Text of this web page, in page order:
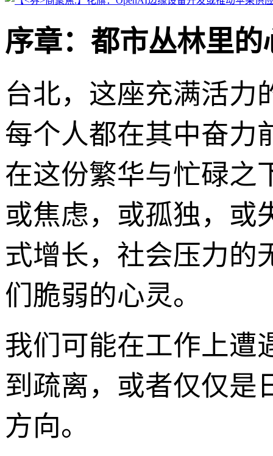
序章：都市丛林里的
台北，这座充满活力
每个人都在其中奋力
在这份繁华与忙碌之
或焦虑，或孤独，或
式增长，社会压力的
们脆弱的心灵。
我们可能在工作上遭
到疏离，或者仅仅是
方向。